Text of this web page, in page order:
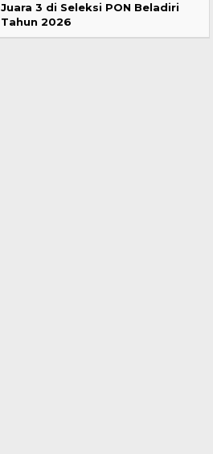
Juara 3 di Seleksi PON Beladiri
Tahun 2026